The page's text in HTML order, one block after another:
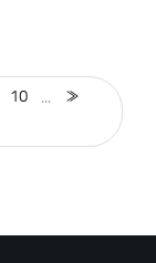
10 ...
»